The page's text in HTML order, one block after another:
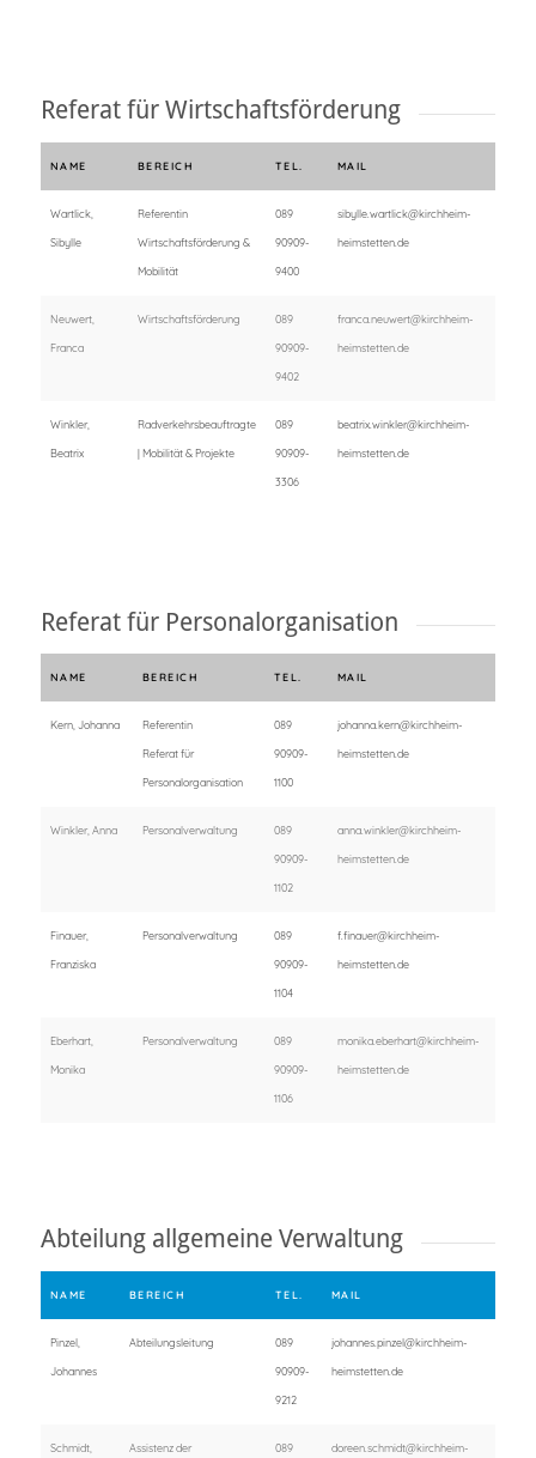
Referat für Wirtschaftsförderung
NAME BEREICH TEL. MAIL
Wartlick,
Sibylle
Referentin
Wirtschaftsförderung &
Mobilität
089
90909-
9400
sibylle.wartlick@kirchheim-
heimstetten.de
Neuwert,
Franca
Wirtschaftsförderung 089
90909-
9402
franca.neuwert@kirchheim-
heimstetten.de
Winkler,
Beatrix
Radverkehrsbeauftragte
| Mobilität & Projekte
089
90909-
3306
beatrix.winkler@kirchheim-
heimstetten.de
Referat für Personalorganisation
NAME BEREICH TEL. MAIL
Kern, Johanna Referentin
Referat für
Personalorganisation
089
90909-
1100
johanna.kern@kirchheim-
heimstetten.de
Winkler, Anna Personalverwaltung 089
90909-
1102
anna.winkler@kirchheim-
heimstetten.de
Finauer,
Franziska
Personalverwaltung 089
90909-
1104
f.finauer@kirchheim-
heimstetten.de
Eberhart,
Monika
Personalverwaltung 089
90909-
1106
monika.eberhart@kirchheim-
heimstetten.de
Abteilung allgemeine Verwaltung
NAME BEREICH TEL. MAIL
Pinzel,
Johannes
Abteilungsleitung 089
90909-
9212
johannes.pinzel@kirchheim-
heimstetten.de
Schmidt, Assistenz der 089 doreen.schmidt@kirchheim-